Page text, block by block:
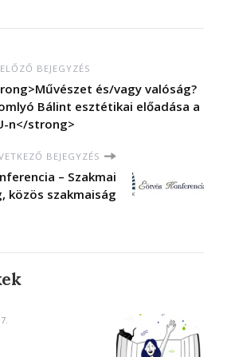
ELŐZŐ BEJEGYZÉS
és/vagy valóság?
Bálint esztétikai előadása a
n</strong>
BEJEGYZÉS
– Szakmai
közös szakmaiság